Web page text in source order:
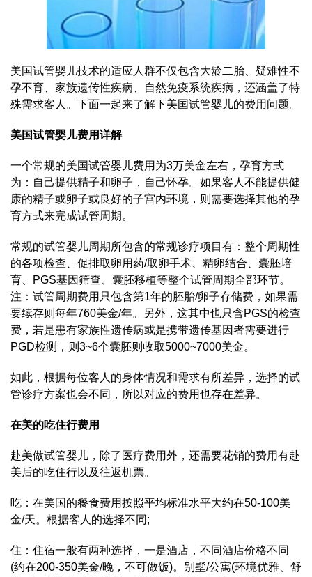
美国试管婴儿技术的适应人群不仅包含大龄二胎、疑难性不
孕不育、家族遗传性疾病、自然免疫系统疾病，还涵盖了特
殊需求客人。下面一起来了解下美国试管婴儿的费用问题。
美国试管婴儿费用详解
一个常规的美国试管婴儿费用为3万美金左右，孕育方式
为：自己提供精子和卵子，自己怀孕。如果客人不能提供健
康的精子或卵子或良好的子宫内环境，则需要选择其他的孕
育方式来完成试管周期。
常规的试管婴儿周期所包含的常规诊疗项目有：整个周期性
的各项检查、促排取卵用药/取卵手术、精卵结合、囊胚培
育、PGS基因筛查、囊胚移植等整个试管周期全部环节。
注：试管周期费用只包含第1年的胚胎/卵子存储费，如果需
要续存则每年760美金/年。另外，这其中也只含PGS的检查
费，若是患有家族性遗传病或是携带遗传基因者需要进行
PGD检测，则3~6个囊胚则收取5000~7000美金。
如此，根据每位客人的身体情况和需求有所差异，选择的试
管诊疗方案也会不同，所以对应的费用也存在差异。
在美的吃住行费用
赴美做试管婴儿，除了医疗费用外，还需要花销的费用有赴
美后的吃住行以及往返机票。
吃：在美国的餐食费用按照平均标准水平大约在50-100美
金/天。根据客人的选择不同;
住：住宿一般有两种选择，一是酒店，不同酒店价格不同
(约在200-350美金/晚，不可做饭)。别墅/公寓(环境优雅、舒